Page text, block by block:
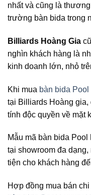
nhất và cũng là
trường bàn bida trong
Billiards Hoàng Gia
nghìn khách hàng là
kinh doanh lớn, nhỏ
Khi mua bàn bida
tại Billiards Hoàng
tính độc quyền về mặt
Mẫu mã bàn bida
tại showroom đa
tiện cho khách hàng
Hợp đồng mua bán